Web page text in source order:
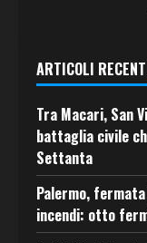
ARTICOLI
Tra Macari, San
battaglia civile
Settanta
Palermo,
incendi: otto